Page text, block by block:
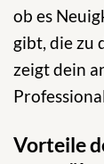
ob es
gibt, die zu
zeigt dein
Vorteile